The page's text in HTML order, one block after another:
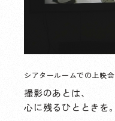
シアタールームでの上映会
撮影のあとは、
心に残るひとときを。